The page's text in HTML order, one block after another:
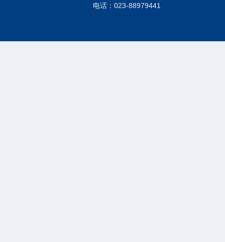
电话：023-88979441